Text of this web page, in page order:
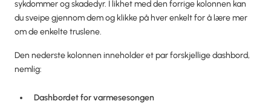
sykdommer og skadedyr. I likhet med den forrige kolonnen kan
du sveipe gjennom dem og klikke på hver enkelt for å lære mer
om de enkelte truslene.
Den nederste kolonnen inneholder et par forskjellige dashbord,
nemlig:
Dashbordet for varmesesongen